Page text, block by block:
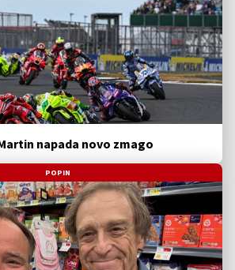
napada novo zmago
POPIN